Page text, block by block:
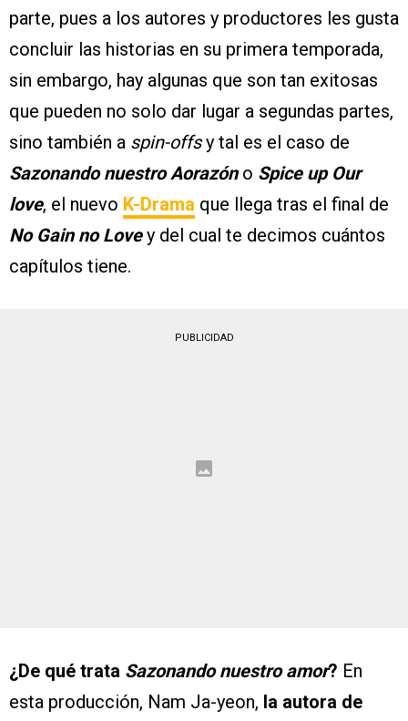
parte, pues a los autores y productores les gusta
concluir las historias en su primera temporada,
sin embargo, hay algunas que son tan exitosas
que pueden no solo dar lugar a segundas partes,
sino también a spin-offsy tal es el caso de
Sazonando nuestro Aorazón o Spice up Our
love, el nuevo K-Drama que llega tras el final de
No Gain no Lovey del cual te decimos cuántos
capítulos tiene.
PUBLICIDAD
¿De qué trata Sazonando nuestro amor? En
esta producción, Nam Ja-yeon, la autora de